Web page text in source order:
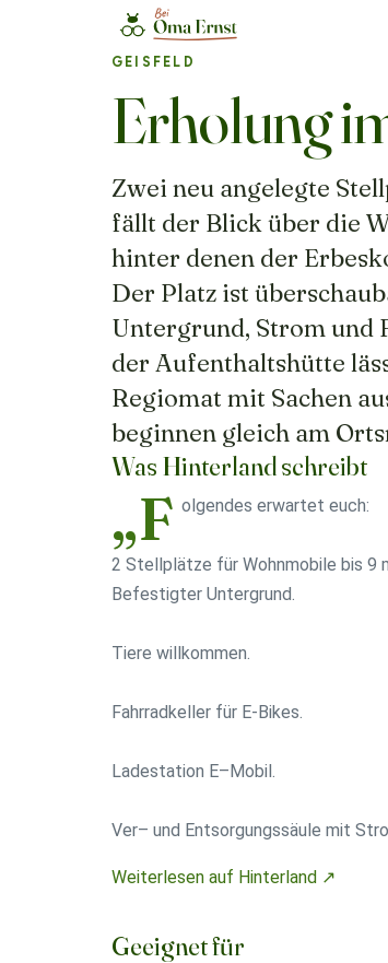
GEISFELD
Erholung
Zwei neu angelegte
fällt der Blick über die
hinter denen der
Der Platz ist
Untergrund, Strom und
der Aufenthaltshütte
Regiomat mit Sachen
beginnen gleich am
Was Hinterland schreibt
„F olgendes erwartet euch:
2 Stellplätze für Wohnmobile bis 9
Befestigter Untergrund.
Tiere willkommen.
Fahrradkeller für E-Bikes.
Ladestation E–Mobil.
Ver– und Entsorgungssäule mit
Weiterlesen auf Hinterland ↗
Geeignet für